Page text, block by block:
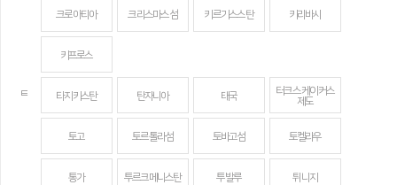
크로아티아 크리스마스섬 키르기스스탄 키리바시
키프로스
ㅌ 타지키스탄 탄자니아 태국
터크스 케이커스
제도
토고 토르톨라섬 토바고섬 토켈라우
통가 투르크메니스탄 투발루 튀니지